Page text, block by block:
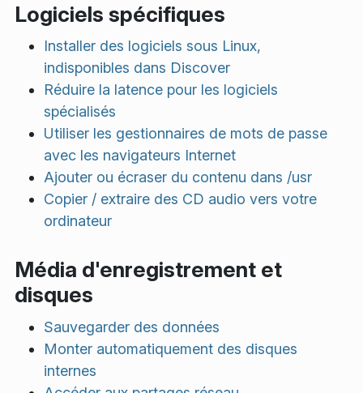
Logiciels spécifiques
Installer des logiciels sous Linux,
indisponibles dans Discover
Réduire la latence pour les logiciels
spécialisés
Utiliser les gestionnaires de mots de passe
avec les navigateurs Internet
Ajouter ou écraser du contenu dans /usr
Copier / extraire des CD audio vers votre
ordinateur
Média d'enregistrement et
disques
Sauvegarder des données
Monter automatiquement des disques
internes